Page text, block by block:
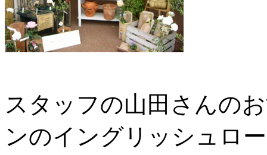
スタッフの山田さんの
ンのイングリッシュロ